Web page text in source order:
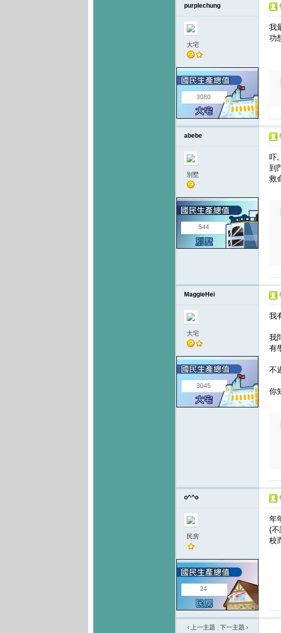
purplechung
大宅
3080
我
功
abebe
別墅
544
吓,
到
救
MaggieHei
大宅
3045
我
我
有
不
你
o^^o
民房
24
年
(
校
‹ 上一主題
下一主題 ›